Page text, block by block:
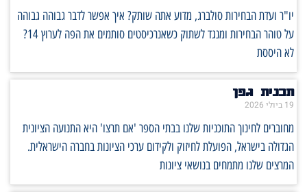
יו"ר ועדת הבחירות סולברג, מדוע אתה שותק? איך אפשר לדבר גבוהה גבוהה
על טוהר הבחירות ומנגד לשתוק כשאנרכיסטים סותמים את הפה לערוץ 14?
לא היססת
תכנית גפן
19 ביולי 2026
מחוברים לחינוך התוכניות שלנו בבתי הספר 'אם תרצו' היא התנועה הציונית
הגדולה בישראל, הפועלת לחיזוק ולקידום ערכי הציונות בחברה הישראלית.
המרצים שלנו מתמחים בנושאי ציונות